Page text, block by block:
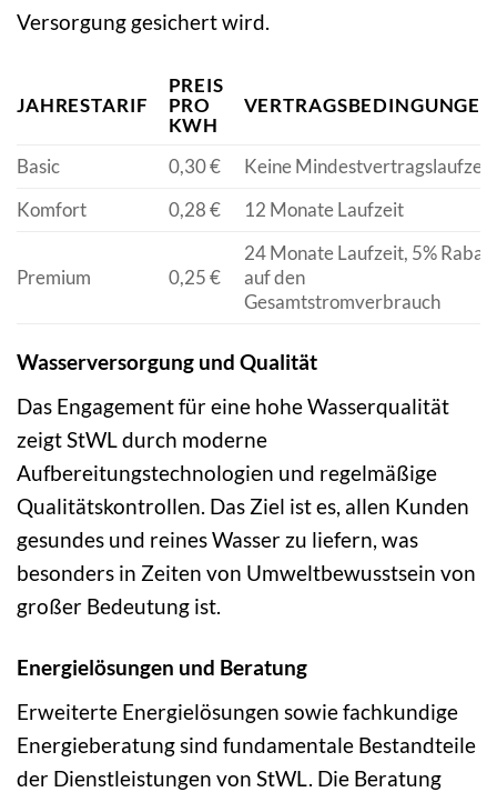
Versorgung gesichert wird.
JAHRESTARIF
PREIS
PRO
KWH
VERTRAGSBEDINGUNGEN
Basic 0,30 €
Keine Mindestvertragslaufzeit
Komfort
0,28 € 12 Monate Laufzeit
Premium 0,25 €
24 Monate Laufzeit, 5% Rabatt
auf den
Gesamtstromverbrauch
Wasserversorgung und Qualität
Das Engagement für eine hohe Wasserqualität
zeigt StWL durch moderne
Aufbereitungstechnologien und regelmäßige
Qualitätskontrollen. Das Ziel ist es, allen Kunden
gesundes und reines Wasser zu liefern, was
besonders in Zeiten von Umweltbewusstsein von
großer Bedeutung ist.
Energielösungen und Beratung
Erweiterte Energielösungen sowie fachkundige
Energieberatung sind fundamentale Bestandteile
der Dienstleistungen von StWL. Die Beratung